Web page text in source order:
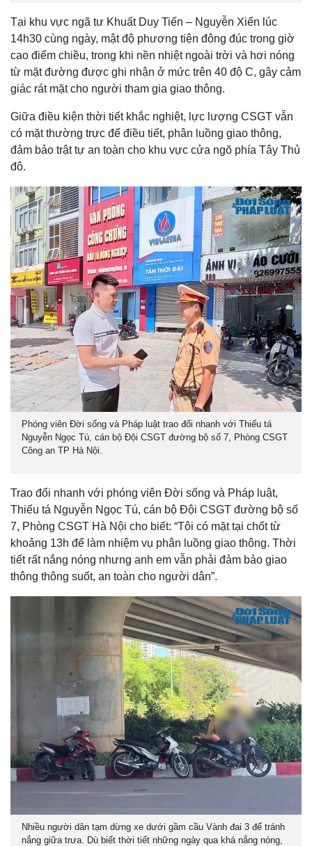
Tại khu vực ngã tư Khuất Duy Tiến – Nguyễn Xiển lúc
14h30 cùng ngày, mật độ phương tiện đông đúc trong giờ
cao điểm chiều, trong khi nền nhiệt ngoài trời và hơi nóng
từ mặt đường được ghi nhận ở mức trên 40 độ C, gây cảm
giác rát mặt cho người tham gia giao thông.
Giữa điều kiện thời tiết khắc nghiệt, lực lượng CSGT vẫn
có mặt thường trực để điều tiết, phân luồng giao thông,
đảm bảo trật tự an toàn cho khu vực cửa ngõ phía Tây Thủ
đô.
Phóng viên Đời sống và Pháp luật trao đổi nhanh với Thiếu tá
Nguyễn Ngọc Tú, cán bộ Đội CSGT đường bộ số 7, Phòng CSGT
Công an TP Hà Nội.
Trao đổi nhanh với phóng viên Đời sống và Pháp luật,
Thiếu tá Nguyễn Ngọc Tú, cán bộ Đội CSGT đường bộ số
7, Phòng CSGT Hà Nội cho biết: “Tôi có mặt tại chốt từ
khoảng 13h để làm nhiệm vụ phân luồng giao thông. Thời
tiết rất nắng nóng nhưng anh em vẫn phải đảm bảo giao
thông thông suốt, an toàn cho người dân”.
Nhiều người dân tạm dừng xe dưới gầm cầu Vành đai 3 để tránh
nắng giữa trưa. Dù biết thời tiết những ngày qua khá nắng nóng,